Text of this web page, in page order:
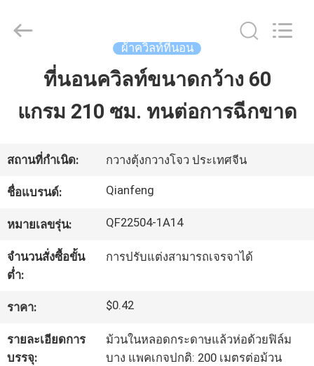
แสดง
เกี่ยว
ผลิต.
mattressquiltingfabric.com.
Rights
Reserved.
ผ้าควิลท์ที่นอน
ที่นอนควิลท์ขนาดกว้าง 60
แกรม 210 ซม. ทนต่อการฉีกขาด
สถานที่กำเนิด: กวางตุ้งกวางโจว ประเทศจีน
ชื่อแบรนด์: Qianfeng
หมายเลขรุ่น: QF22504-1A14
จำนวนสั่งซื้อขั้น
ต่ำ:
การปรับแต่งสามารถเจรจาได้
ราคา: $0.42
รายละเอียดการ
บรรจุ:
ม้วนในหลอดกระดาษแล้วห่อด้วยฟิล์ม
บาง แพคเกจปกติ: 200 เมตรต่อม้วน